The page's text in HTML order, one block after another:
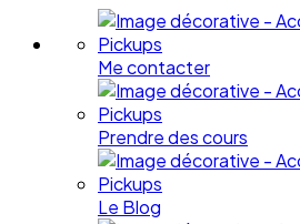
Me contacter
Prendre des cours
Le Blog